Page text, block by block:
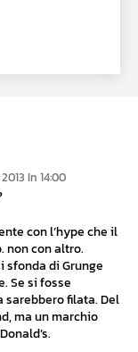
In 14:00
con l’hype che il
non con altro.
sfonda di Grunge
Se si fosse
sarebbero filata. Del
ma un marchio